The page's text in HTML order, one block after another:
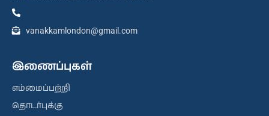
vanakkamlondon@gmail.com
இணைப்புகள்
எம்மைப்பற்றி
தொடர்புக்கு